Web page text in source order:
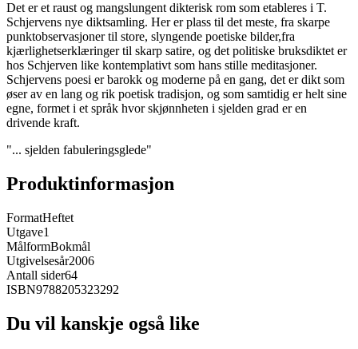
Det er et raust og mangslungent dikterisk rom som etableres i T.
Schjervens nye diktsamling. Her er plass til det meste, fra skarpe
punktobservasjoner til store, slyngende poetiske bilder,fra
kjærlighetserklæringer til skarp satire, og det politiske bruksdiktet er
hos Schjerven like kontemplativt som hans stille meditasjoner.
Schjervens poesi er barokk og moderne på en gang, det er dikt som
øser av en lang og rik poetisk tradisjon, og som samtidig er helt sine
egne, formet i et språk hvor skjønnheten i sjelden grad er en
drivende kraft.
"... sjelden fabuleringsglede"
Produktinformasjon
FormatHeftet
Utgave1
MålformBokmål
Utgivelsesår2006
Antall sider64
ISBN9788205323292
Du vil kanskje også like